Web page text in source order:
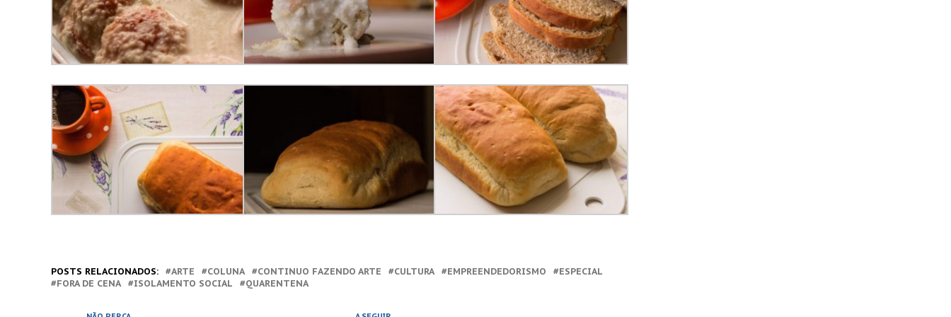
POSTS RELACIONADOS: ARTE COLUNA CONTINUO FAZENDO ARTE CULTURA EMPREENDEDORISMO
ESPECIAL
FORA DE CENA
ISOLAMENTO SOCIAL QUARENTENA